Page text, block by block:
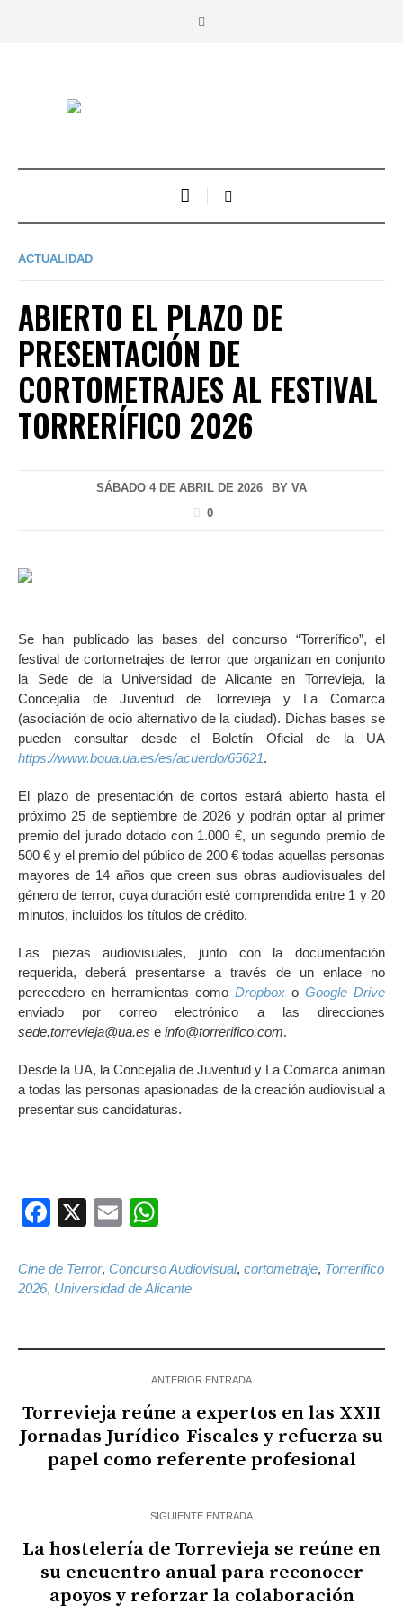
ACTUALIDAD
ABIERTO EL PLAZO DE
PRESENTACIÓN DE
CORTOMETRAJES AL FESTIVAL
TORRERÍFICO 2026
SÁBADO 4 DE ABRIL DE 2026 BY VA
0
Se han publicado las bases del concurso “Torrerífico”, el
festival de cortometrajes de terror que organizan en conjunto
la Sede de la Universidad de Alicante en Torrevieja, la
Concejalía de Juventud de Torrevieja y La Comarca
(asociación de ocio alternativo de la ciudad). Dichas bases se
pueden consultar desde el Boletín Oficial de la UA
https://www.boua.ua.es/es/acuerdo/65621.
El plazo de presentación de cortos estará abierto hasta el
próximo 25 de septiembre de 2026 y podrán optar al primer
premio del jurado dotado con 1.000 €, un segundo premio de
500 € y el premio del público de 200 € todas aquellas personas
mayores de 14 años que creen sus obras audiovisuales del
género de terror, cuya duración esté comprendida entre 1 y 20
minutos, incluidos los títulos de crédito.
Las piezas audiovisuales, junto con la documentación
requerida, deberá presentarse a través de un enlace no
perecedero en herramientas como Dropbox oGoogle Drive
enviado por correo electrónico a las direcciones
sede.torrevieja@ua.es e info@torrerifico.com.
Desde la UA, la Concejalía de Juventud y La Comarca animan
a todas las personas apasionadas de la creación audiovisual a
presentar sus candidaturas.
Facebook
X Email
Cine de Terror, Concurso Audiovisual, cortometraje, Torrerífico
2026, Universidad de Alicante
ANTERIOR ENTRADA
Torrevieja reúne a expertos en las XXII
Jornadas Jurídico-Fiscales y refuerza su
papel como referente profesional
SIGUIENTE ENTRADA
La hostelería de Torrevieja se reúne en
su encuentro anual para reconocer
apoyos y reforzar la colaboración